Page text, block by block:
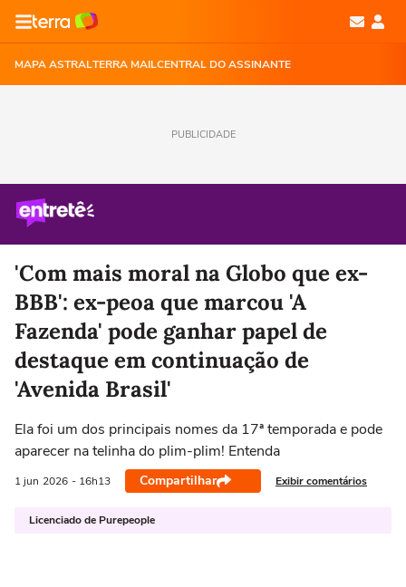
MAPA ASTRALTERRA MAILCENTRAL DO ASSINANTE
PUBLICIDADE
'Com mais moral na Globo que ex-
BBB': ex-peoa que marcou 'A
Fazenda' pode ganhar papel de
destaque em continuação de
'Avenida Brasil'
Ela foi um dos principais nomes da 17ª temporada e pode
aparecer na telinha do plim-plim! Entenda
1 jun 2026 - 16h13 Compartilhar Exibir comentários
Licenciado de Purepeople